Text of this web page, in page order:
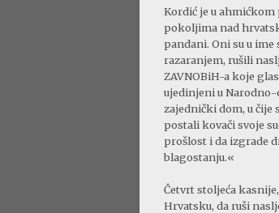
Kordić je u
pokoljima nad
pandani. Oni su u
razaranjem, rušili
ZAVNOBiH-a koje
ujedinjeni u
zajednički dom, u
postali kovači svoje
prošlost i da izgrade
blagostanju.«
Četvrt stoljeća
Hrvatsku, da ruši